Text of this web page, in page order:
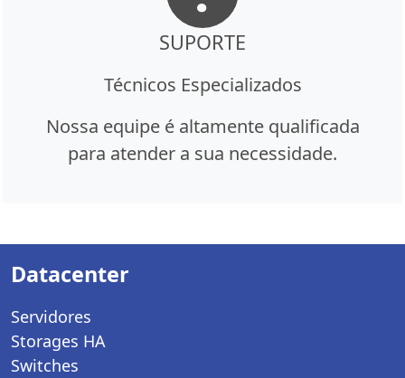
SUPORTE
Técnicos Especializados
Nossa equipe é altamente qualificada
para atender a sua necessidade.
Datacenter
Servidores
Storages HA
Switches